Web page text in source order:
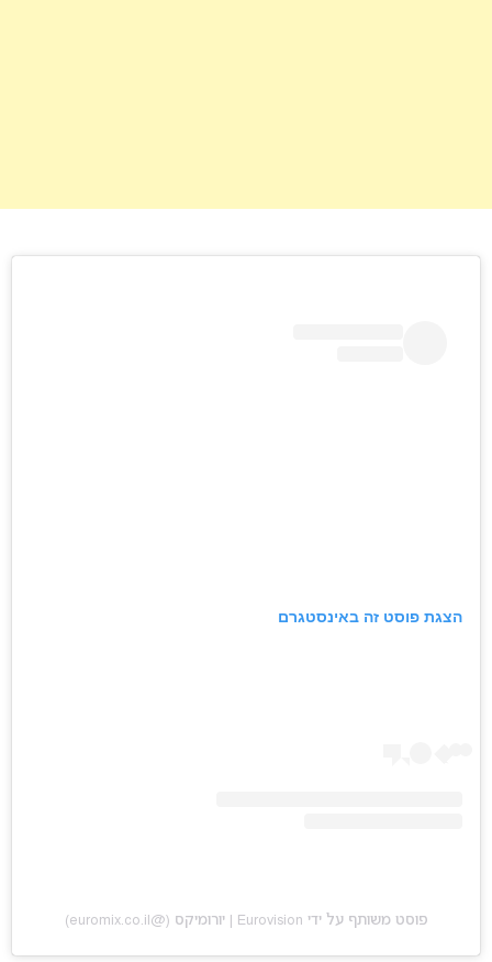
הצגת פוסט זה באינסטגרם
פוסט משותף על ידי ‏‎Eurovision | יורומיקס‎‏ (@‏‎euromix.co.il‎‏)